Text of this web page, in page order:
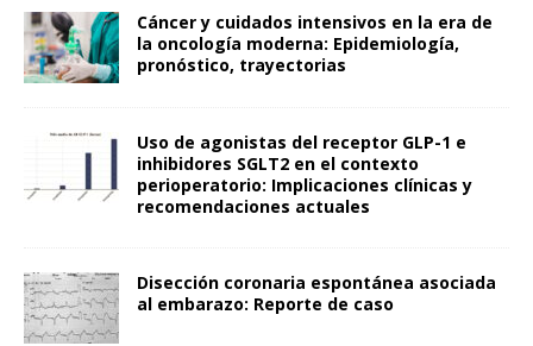
Cáncer y cuidados intensivos en la era de
la oncología moderna: Epidemiología,
pronóstico, trayectorias
Uso de agonistas del receptor GLP-1 e
inhibidores SGLT2 en el contexto
perioperatorio: Implicaciones clínicas y
recomendaciones actuales
Disección coronaria espontánea asociada
al embarazo: Reporte de caso